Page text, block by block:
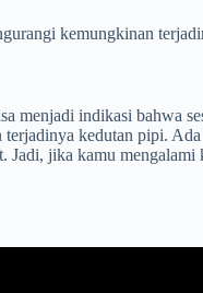
kemungkinan
menjadi indikasi bahwa
kedutan pipi.
Jadi, jika kamu